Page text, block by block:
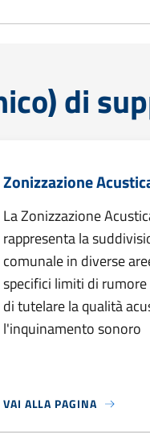
di
Zonizzazione
La Zonizzazione
rappresenta la
comunale in diverse
specifici limiti di
di tutelare la qualità
l'inquinamento sonoro
VAI ALLA PAGINA